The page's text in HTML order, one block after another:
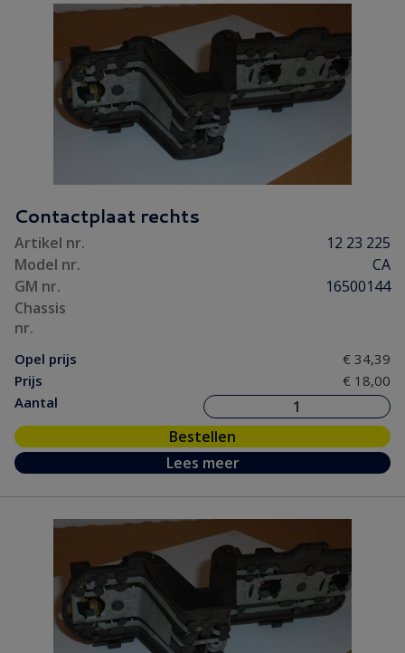
Contactplaat rechts
Artikel nr.
12 23 225
Model nr.
CA
GM nr.
16500144
Chassis
nr.
Opel prijs
€ 34,39
Prijs
€ 18,00
Aantal
Bestellen
Lees meer